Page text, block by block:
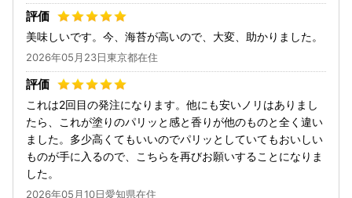
美味しいです。今、海苔が高いので、大変、助かりました。
2026年05月23日東京都在住
これは2回目の発注になります。他にも安いノリはありまし
たら、これが塗りのパリッと感と香りが他のものと全く違い
ました。多少高くてもいいのでパリッとしていてもおいしい
ものが手に入るので、こちらを再びお願いすることになりま
した。
2026年05月10日愛知県在住